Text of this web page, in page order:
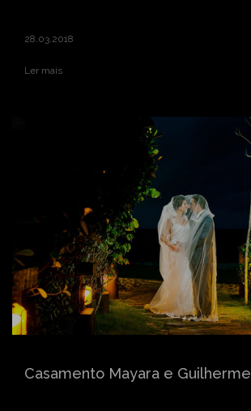
28.03.2018
Ler mais
Casamento Mayara e Guilherme